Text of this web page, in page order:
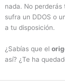
nada. No
sufra un DDOS o
a tu disposición.
¿Sabías que el
así? ¿Te ha